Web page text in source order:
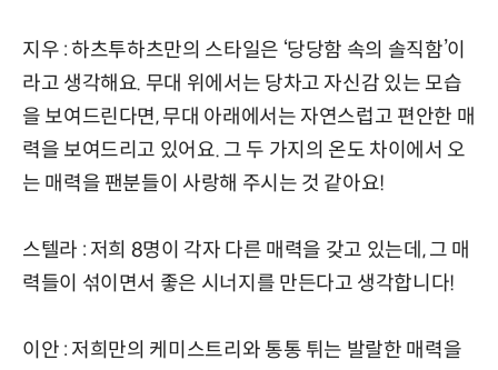
지우 : 하츠투하츠만의 스타일은 ‘당당함 속의 솔직함’이
라고 생각해요. 무대 위에서는 당차고 자신감 있는 모습
을 보여드린다면, 무대 아래에서는 자연스럽고 편안한 매
력을 보여드리고 있어요. 그 두 가지의 온도 차이에서 오
는 매력을 팬분들이 사랑해 주시는 것 같아요!
스텔라 : 저희 8명이 각자 다른 매력을 갖고 있는데, 그 매
력들이 섞이면서 좋은 시너지를 만든다고 생각합니다!
이안 : 저희만의 케미스트리와 통통 튀는 발랄한 매력을